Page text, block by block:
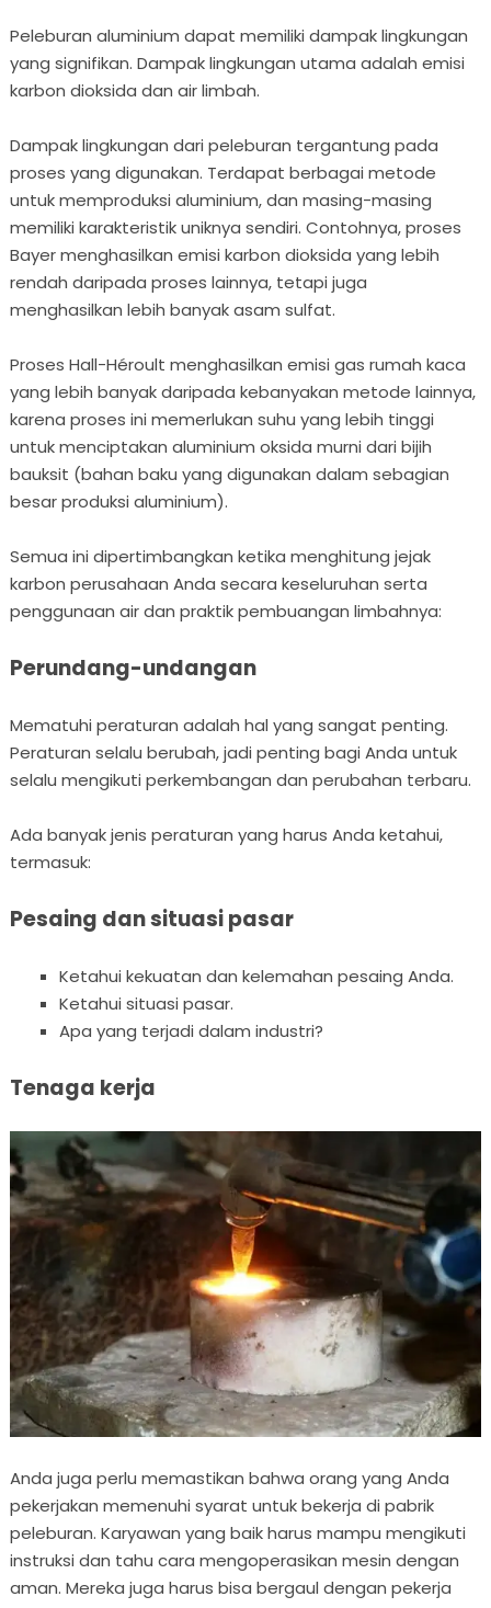
Peleburan aluminium dapat memiliki dampak lingkungan
yang signifikan. Dampak lingkungan utama adalah emisi
karbon dioksida dan air limbah.
Dampak lingkungan dari peleburan tergantung pada
proses yang digunakan. Terdapat berbagai metode
untuk memproduksi aluminium, dan masing-masing
memiliki karakteristik uniknya sendiri. Contohnya, proses
Bayer menghasilkan emisi karbon dioksida yang lebih
rendah daripada proses lainnya, tetapi juga
menghasilkan lebih banyak asam sulfat.
Proses Hall-Héroult menghasilkan emisi gas rumah kaca
yang lebih banyak daripada kebanyakan metode lainnya,
karena proses ini memerlukan suhu yang lebih tinggi
untuk menciptakan aluminium oksida murni dari bijih
bauksit (bahan baku yang digunakan dalam sebagian
besar produksi aluminium).
Semua ini dipertimbangkan ketika menghitung jejak
karbon perusahaan Anda secara keseluruhan serta
penggunaan air dan praktik pembuangan limbahnya:
Perundang-undangan
Mematuhi peraturan adalah hal yang sangat penting.
Peraturan selalu berubah, jadi penting bagi Anda untuk
selalu mengikuti perkembangan dan perubahan terbaru.
Ada banyak jenis peraturan yang harus Anda ketahui,
termasuk:
Pesaing dan situasi pasar
Ketahui kekuatan dan kelemahan pesaing Anda.
Ketahui situasi pasar.
Apa yang terjadi dalam industri?
Tenaga kerja
Anda juga perlu memastikan bahwa orang yang Anda
pekerjakan memenuhi syarat untuk bekerja di pabrik
peleburan. Karyawan yang baik harus mampu mengikuti
instruksi dan tahu cara mengoperasikan mesin dengan
aman. Mereka juga harus bisa bergaul dengan pekerja